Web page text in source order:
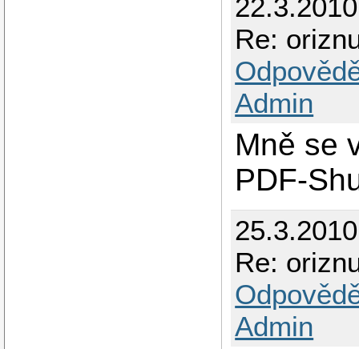
Re:
Admin
Mně se
PDF-
Re:
Admin